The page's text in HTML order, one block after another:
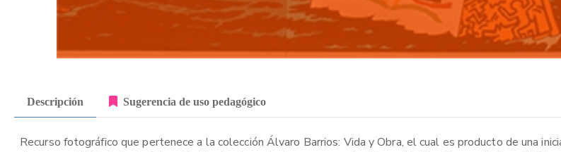
Descripción Sugerencia de uso pedagógico
Recurso fotográfico que pertenece a la colección Álvaro Barrios: Vida y Obra, el cual es producto de una